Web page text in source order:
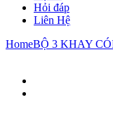
Hỏi đáp
Liên Hệ
HomeBỘ 3 KHAY